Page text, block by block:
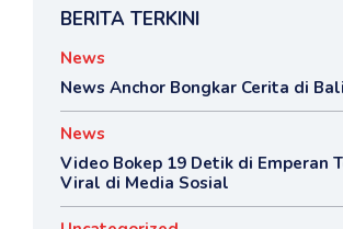
BERITA TERKINI
News
News Anchor Bongkar Cerita di
News
Video Bokep 19 Detik di Emperan
Viral di Media Sosial